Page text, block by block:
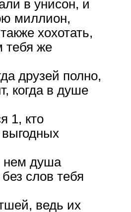
в унисон, и
миллион,
хохотать,
тебя же
друзей полно,
когда в душе
1, кто
нем душа
слов тебя
ведь их